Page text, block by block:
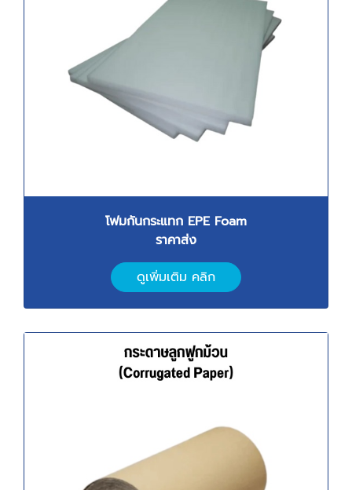
โฟมกันกระแทก EPE Foam
ราคาส่ง
ดูเพิ่มเติม คลิก